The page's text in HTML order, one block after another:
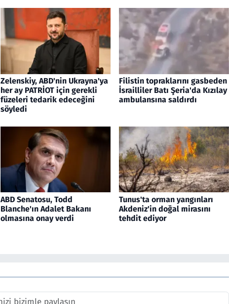
Zelenskiy, ABD'nin Ukrayna'ya
her ay PATRİOT için gerekli
füzeleri tedarik edeceğini
söyledi
Filistin topraklarını gasbeden
İsrailliler Batı Şeria'da Kızılay
ambulansına saldırdı
ABD Senatosu, Todd
Blanche'ın Adalet Bakanı
olmasına onay verdi
Tunus'ta orman yangınları
Akdeniz'in doğal mirasını
tehdit ediyor